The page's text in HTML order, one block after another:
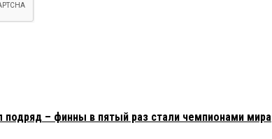
подряд – финны в пятый раз стали чемпионами мира